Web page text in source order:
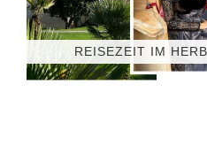
REISEZEIT IM